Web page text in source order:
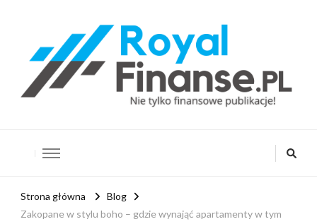
Strona główna
Blog
Zakopane w stylu boho – gdzie wynająć apartamenty w tym